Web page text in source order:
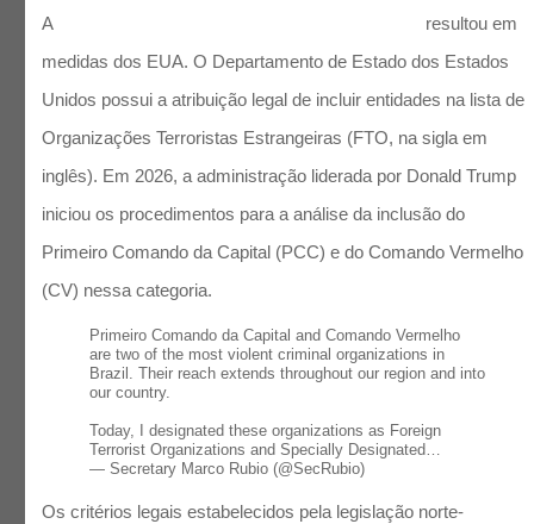
A
resultou em
medidas dos EUA. O Departamento de Estado dos Estados
Unidos possui a atribuição legal de incluir entidades na lista de
Organizações Terroristas Estrangeiras (FTO, na sigla em
inglês). Em 2026, a administração liderada por Donald Trump
iniciou os procedimentos para a análise da inclusão do
Primeiro Comando da Capital (PCC) e do Comando Vermelho
(CV) nessa categoria.
Primeiro Comando da Capital and Comando Vermelho
are two of the most violent criminal organizations in
Brazil. Their reach extends throughout our region and into
our country.
Today, I designated these organizations as Foreign
Terrorist Organizations and Specially Designated…
— Secretary Marco Rubio (@SecRubio)
Os critérios legais estabelecidos pela legislação norte-